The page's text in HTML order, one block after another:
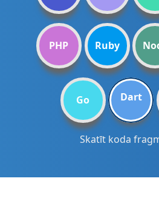
PHP Ruby
Go Dart
Skatīt koda